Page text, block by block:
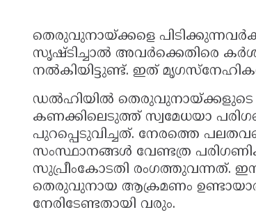
തെരുവുനായ്ക്കളെ
സൃഷ്ടിച്ചാൽ അവർക്കെതിരെ
നൽകിയിട്ടുണ്ട്. ഇത്
ഡൽഹിയിൽ തെരുവുനായ്ക്കളുടെ
കണക്കിലെടുത്ത് സ്വമേധയാ
പുറപ്പെടുവിച്ചത്. നേരത്തെ
സംസ്ഥാനങ്ങൾ വേണ്ടത്ര
സുപ്രീംകോടതി രംഗത്തുവന്നത്.
തെരുവുനായ ആക്രമണം ഉണ്ടായാൽ
നേരിടേണ്ടതായി വരും.